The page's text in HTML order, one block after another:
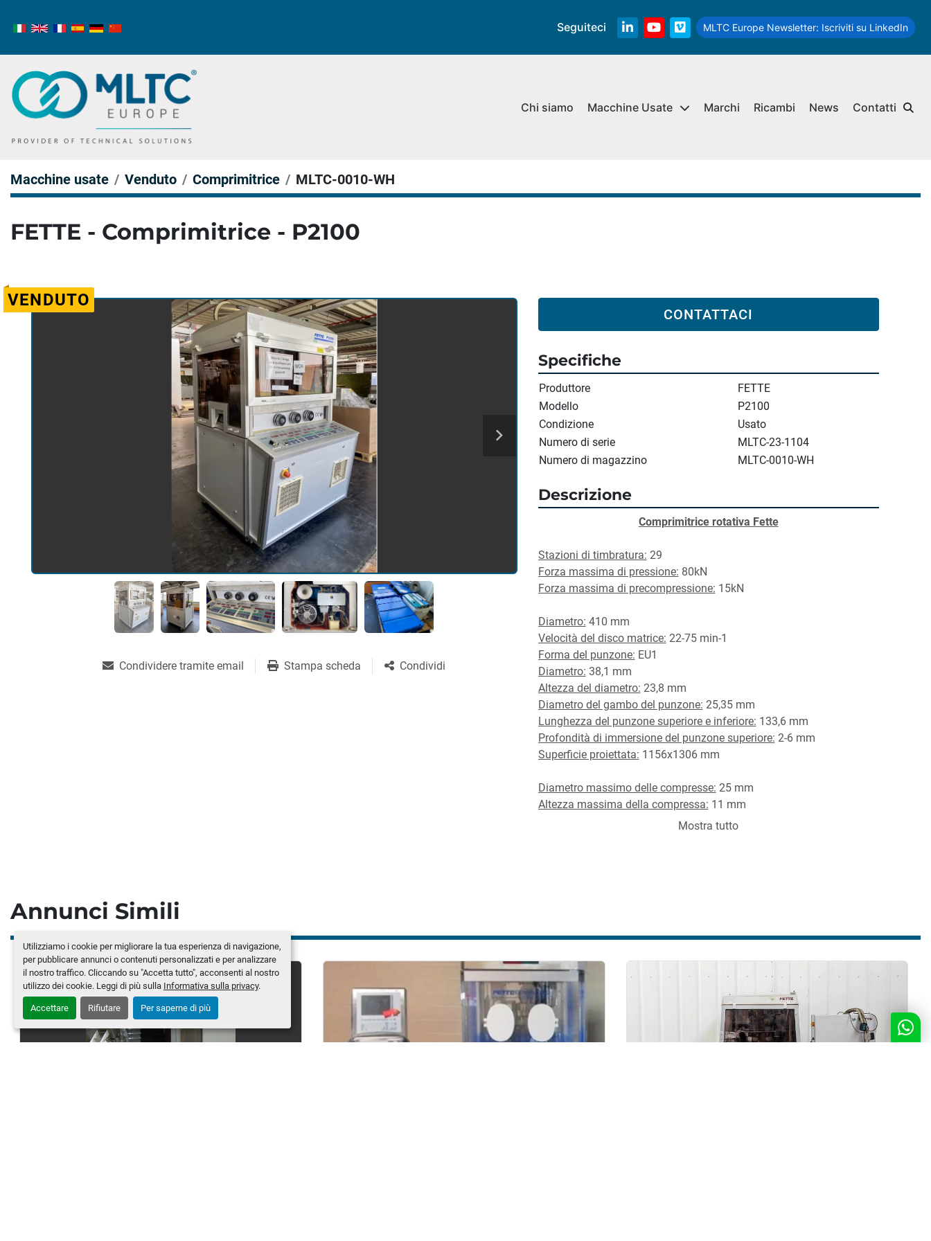
Utilizziamo i cookie per migliorare la tua esperienza di navigazione,
per pubblicare annunci o contenuti personalizzati e per analizzare
il nostro traffico. Cliccando su "Accetta tutto", acconsenti al nostro
utilizzo dei cookie. Leggi di più sulla Informativa sulla privacy.
Accettare Rifiutare Per saperne di più
Seguiteci
linkedinyoutube
vimeo
MLTC Europe Newsletter: Iscriviti su LinkedIn
Ricambi News
Chi siamo Marchi
Macchine Usate Contatti
Macchine usate Venduto Comprimitrice MLTC-0010-WH
FETTE - Comprimitrice - P2100
VENDUTO
CONTATTACI
Condividere tramite email Stampa scheda Condividi
Specifiche
Produttore
FETTE
Modello
P2100
Condizione
Usato
Numero di serie
MLTC-23-1104
Numero di magazzino
MLTC-0010-WH
Descrizione
Comprimitrice rotativa Fette
Stazioni di timbratura: 29
Forza massima di pressione: 80kN
Forza massima di precompressione: 15kN
Diametro: 410 mm
Velocità del disco matrice: 22-75 min-1
Forma del punzone: EU1
Diametro: 38,1 mm
Altezza del diametro: 23,8 mm
Diametro del gambo del punzone: 25,35 mm
Lunghezza del punzone superiore e inferiore: 133,6 mm
Profondità di immersione del punzone superiore: 2-6 mm
Superficie proiettata: 1156x1306 mm
Diametro massimo delle compresse: 25 mm
Altezza massima della compressa: 11 mm
Produzione massima di compresse: 130.500 pezzi/h
Mostra tutto
Annunci Simili